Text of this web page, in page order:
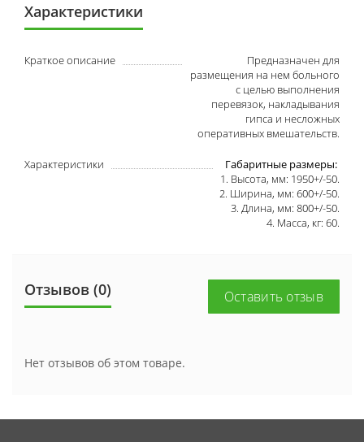
Характеристики
Краткое описание
Предназначен для
размещения на нем больного
с целью выполнения
перевязок, накладывания
гипса и несложных
оперативных вмешательств.
Характеристики
Габаритные размеры:
1. Высота, мм: 1950+/-50.
2. Ширина, мм: 600+/-50.
3. Длина, мм: 800+/-50.
4. Масса, кг: 60.
Отзывов (0) Оставить отзыв
Нет отзывов об этом товаре.